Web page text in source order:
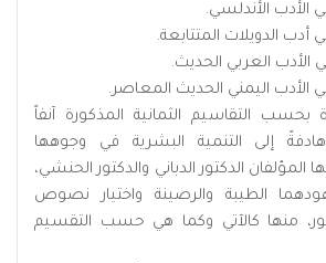
التقاسيم الثمانية المذكورة آنفاً
إلى التنمية البشرية في وجوهها
المؤلفان الدكتور الدباني والدكتور الحنشي،
الطيبة والرصينة واختيار نصوص
منها كالآتي وكما هي حسب التقسيم